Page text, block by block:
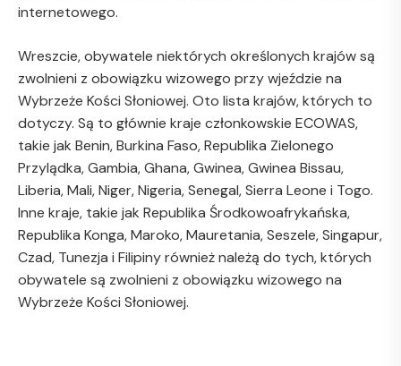
internetowego.
Wreszcie, obywatele niektórych określonych krajów są
zwolnieni z obowiązku wizowego przy wjeździe na
Wybrzeże Kości Słoniowej. Oto lista krajów, których to
dotyczy. Są to głównie kraje członkowskie ECOWAS,
takie jak Benin, Burkina Faso, Republika Zielonego
Przylądka, Gambia, Ghana, Gwinea, Gwinea Bissau,
Liberia, Mali, Niger, Nigeria, Senegal, Sierra Leone i Togo.
Inne kraje, takie jak Republika Środkowoafrykańska,
Republika Konga, Maroko, Mauretania, Seszele, Singapur,
Czad, Tunezja i Filipiny również należą do tych, których
obywatele są zwolnieni z obowiązku wizowego na
Wybrzeże Kości Słoniowej.